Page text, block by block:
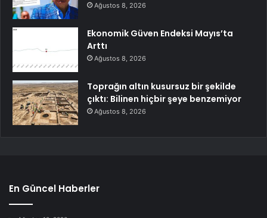
Ağustos 8, 2026
Ekonomik Güven Endeksi Mayıs’ta
Arttı
Ağustos 8, 2026
Toprağın altın kusursuz bir şekilde
çıktı: Bilinen hiçbir şeye benzemiyor
Ağustos 8, 2026
En Güncel Haberler